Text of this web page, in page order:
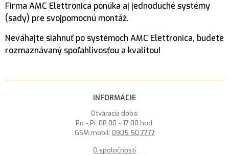
Firma AMC Elettronica ponúka aj jednoduché systémy
(sady) pre svojpomocnú montáž.
Neváhajte siahnuť po systémoch AMC Elettronica, budete
rozmaznávaný spoľahlivosťou a kvalitou!
INFORMÁCIE
Otváracia doba:
Po - Pi: 08:00 - 17:00 hod.
GSM mobil: 0905 50 7777
O spoločnosti